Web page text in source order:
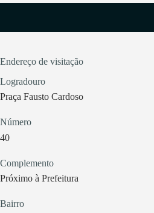
Endereço de visitação
Logradouro
Praça Fausto Cardoso
Número
40
Complemento
Próximo à Prefeitura
Bairro